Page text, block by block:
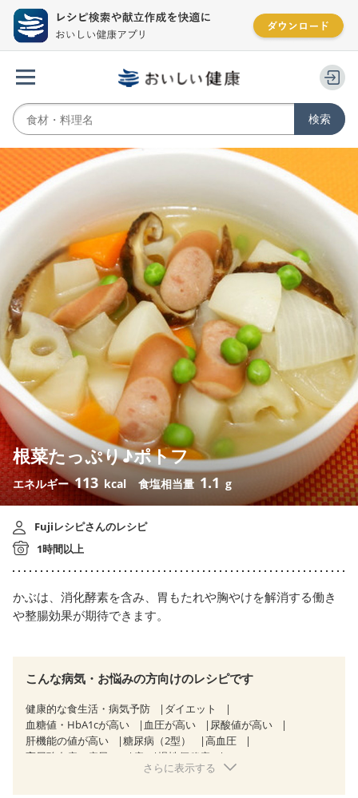
根菜たっぷり♪ポトフ
エネルギー113 kcal 食塩相当量 1.1 g
Fujiレシピさんのレシピ
1時間以上
かぶは、消化酵素を含み、胃もたれや胸やけを解消する働き
や整腸効果が期待できます。
こんな病気・お悩みの方向けのレシピです
健康的な食生活・病気予防
ダイエット
血糖値・HbA1cが高い
血圧が高い
尿酸値が高い
肝機能の値が高い
糖尿病（2型）
高血圧
高尿酸血症（痛風）
痔
慢性便秘症
睡眠時無呼吸症候群
さらに表示する